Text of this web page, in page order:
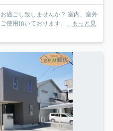
過ごし致しませんか？ 室内、室外
使用頂いております。... もっと見